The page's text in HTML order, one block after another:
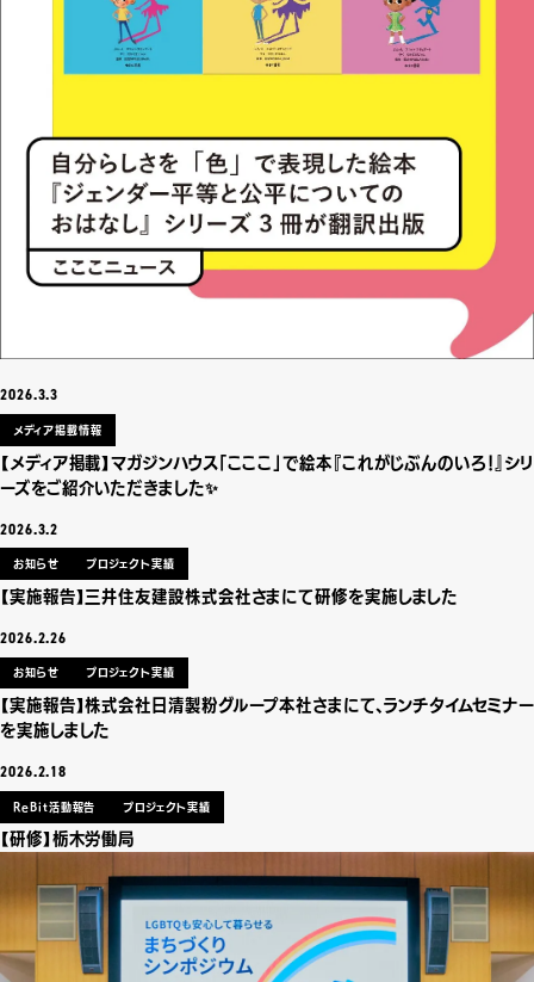
2026.3.3
メディア掲載情報
【メディア掲載】マガジンハウス「こここ」で絵本『これがじぶんのいろ！』シリ
ーズをご紹介いただきました✨
2026.3.2
お知らせ プロジェクト実績
【実施報告】三井住友建設株式会社さまにて研修を実施しました
2026.2.26
お知らせ プロジェクト実績
【実施報告】株式会社日清製粉グループ本社さまにて、ランチタイムセミナー
を実施しました
2026.2.18
ReBit活動報告 プロジェクト実績
【研修】栃木労働局